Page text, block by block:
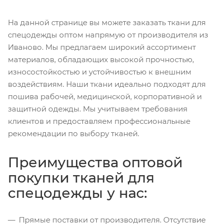
На данной странице вы можете заказать ткани для
спецодежды оптом напрямую от производителя из
Иваново. Мы предлагаем широкий ассортимент
материалов, обладающих высокой прочностью,
износостойкостью и устойчивостью к внешним
воздействиям. Наши ткани идеально подходят для
пошива рабочей, медицинской, корпоративной и
защитной одежды. Мы учитываем требования
клиентов и предоставляем профессиональные
рекомендации по выбору тканей.
Преимущества оптовой
покупки тканей для
спецодежды у нас:
Прямые поставки от производителя. Отсутствие